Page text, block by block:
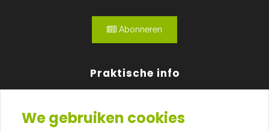
Abonneren
Praktische info
We gebruiken cookies